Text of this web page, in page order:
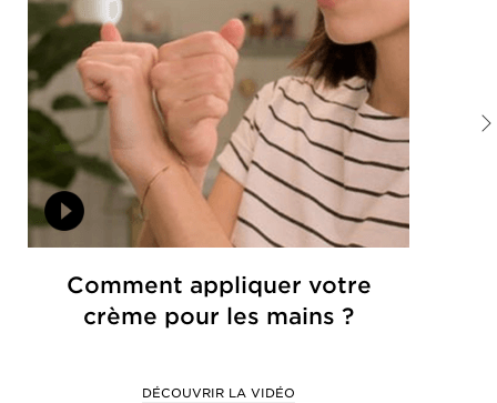
Comment appliquer votre
crème pour les mains ?
DÉCOUVRIR LA VIDÉO